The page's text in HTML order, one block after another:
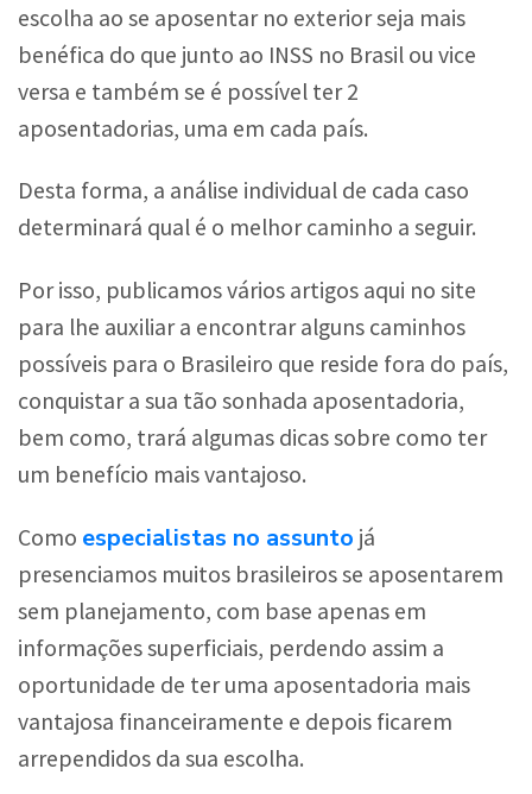
escolha ao se aposentar no exterior seja mais
benéfica do que junto ao INSS no Brasil ou vice
versa e também se é possível ter 2
aposentadorias, uma em cada país.
Desta forma, a análise individual de cada caso
determinará qual é o melhor caminho a seguir.
Por isso, publicamos vários artigos aqui no site
para lhe auxiliar a encontrar alguns caminhos
possíveis para o Brasileiro que reside fora do país,
conquistar a sua tão sonhada aposentadoria,
bem como, trará algumas dicas sobre como ter
um benefício mais vantajoso.
Como especialistas no assunto já
presenciamos muitos brasileiros se aposentarem
sem planejamento, com base apenas em
informações superficiais, perdendo assim a
oportunidade de ter uma aposentadoria mais
vantajosa financeiramente e depois ficarem
arrependidos da sua escolha.